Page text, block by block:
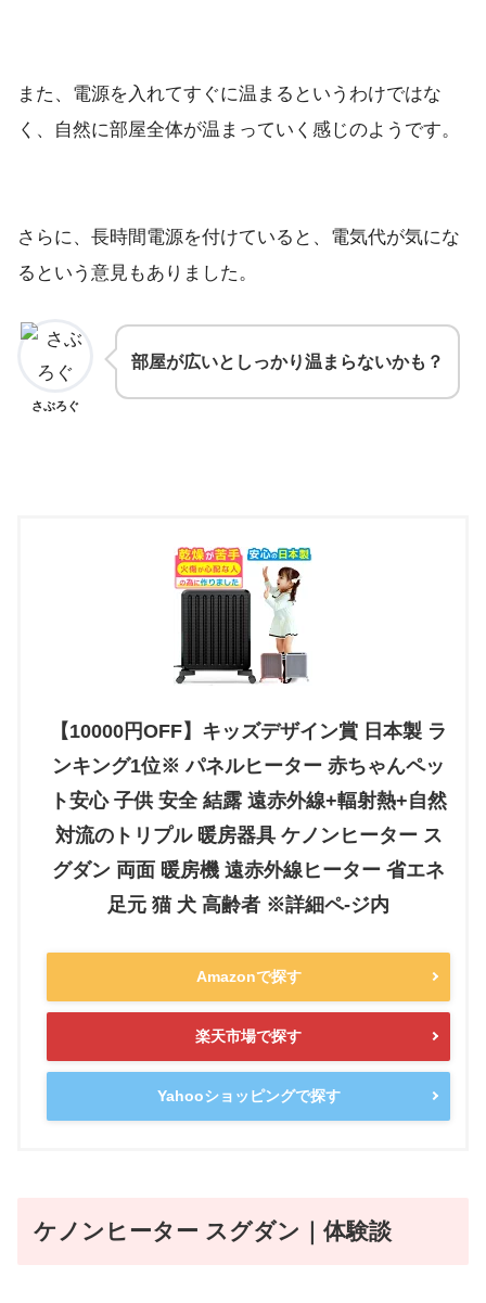
また、電源を入れてすぐに温まるというわけではな
く、自然に部屋全体が温まっていく感じのようです。
さらに、長時間電源を付けていると、電気代が気にな
るという意見もありました。
さぶろぐ
部屋が広いとしっかり温まらないかも？
【10000円OFF】キッズデザイン賞 日本製 ラ
ンキング1位※ パネルヒーター 赤ちゃんペッ
ト安心 子供 安全 結露 遠赤外線+輻射熱+自然
対流のトリプル 暖房器具 ケノンヒーター ス
グダン 両面 暖房機 遠赤外線ヒーター 省エネ
足元 猫 犬 高齢者 ※詳細ペ-ジ内
Amazonで探す
楽天市場で探す
Yahooショッピングで探す
ケノンヒーター スグダン｜体験談